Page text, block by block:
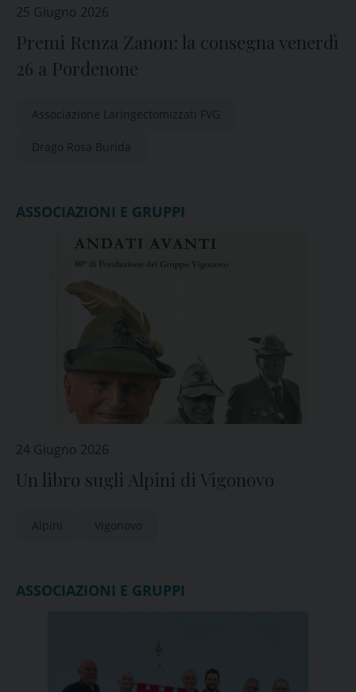
25 Giugno 2026
Premi Renza Zanon: la consegna venerdì
26 a Pordenone
Associazione Laringectomizzati FVG
Drago Rosa Burida
ASSOCIAZIONI E GRUPPI
24 Giugno 2026
Un libro sugli Alpini di Vigonovo
Alpini Vigonovo
ASSOCIAZIONI E GRUPPI